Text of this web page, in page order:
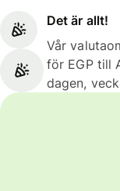
Det är allt!
Vår
för EGP till
dagen,